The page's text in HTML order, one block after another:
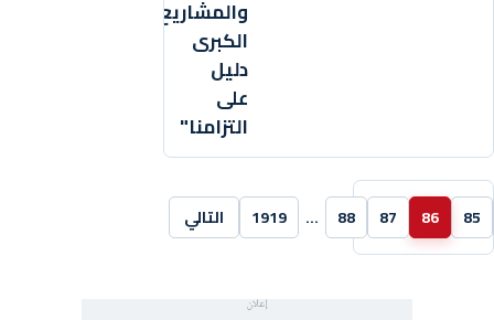
والمشاريع
الكبرى
دليل
على
التزامنا"
85
86
87
88
…
1919 التالي